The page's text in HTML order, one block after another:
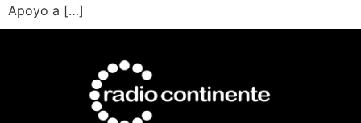
Apoyo a […]